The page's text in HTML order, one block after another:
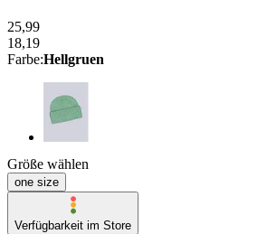
25,99
18,19
Farbe:Hellgruen
Größe wählen
one size
Verfügbarkeit im Store